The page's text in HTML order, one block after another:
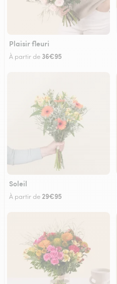
Plaisir fleuri
À partir de 36€95
Soleil
À partir de 29€95